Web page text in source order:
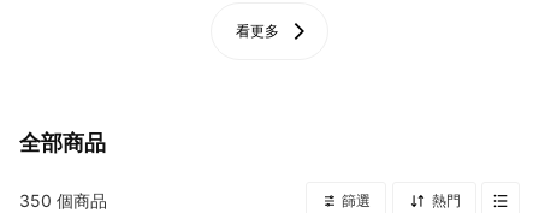
看更多
全部商品
350 個商品 篩選 熱門